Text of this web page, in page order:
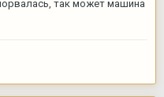
так может машина